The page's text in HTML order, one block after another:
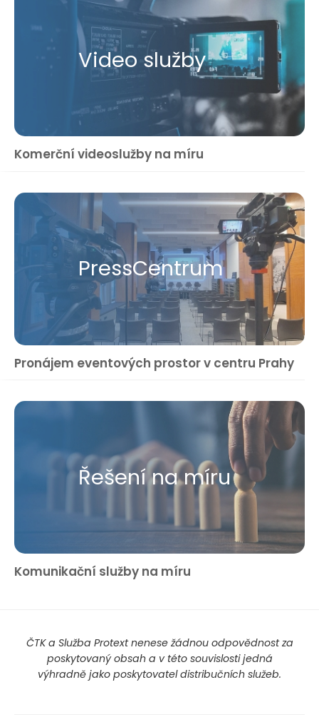
Video služby
Komerční videoslužby na míru
Press​Centrum
Pronájem eventových prostor v centru Prahy
Řešení na míru
Komunikační služby na míru
ČTK a Služba Protext nenese žádnou odpovědnost za
poskytovaný obsah a v této souvislosti jedná
výhradně jako poskytovatel distribučních služeb.